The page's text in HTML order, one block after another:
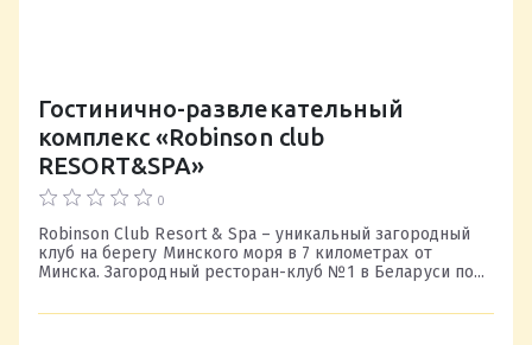
Гостинично-развлекательный
комплекс «Robinson club
RESORT&SPA»
0
Robinson Club Resort & Spa – уникальный загородный
клуб на берегу Минского моря в 7 километрах от
Минска. Загородный ресторан-клуб №1 в Беларуси по...